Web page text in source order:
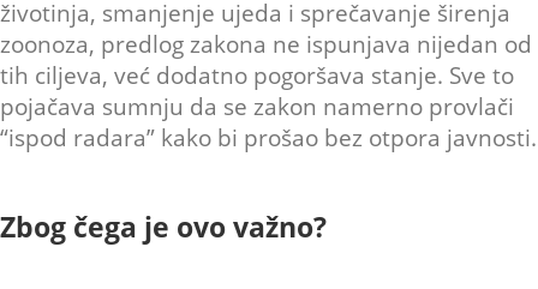
životinja, smanjenje ujeda i sprečavanje širenja
zoonoza, predlog zakona ne ispunjava nijedan od
tih ciljeva, već dodatno pogoršava stanje. Sve to
pojačava sumnju da se zakon namerno provlači
“ispod radara” kako bi prošao bez otpora javnosti.
Zbog čega je ovo važno?